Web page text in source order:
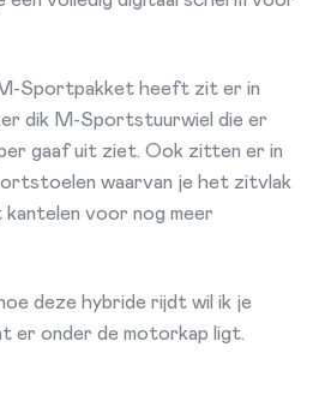
Sportpakket heeft zit er in
dik M-Sportstuurwiel die er
gaaf uit ziet. Ook zitten er in
waarvan je het zitvlak
voor nog meer
deze hybride rijdt wil ik je
er onder de motorkap ligt.